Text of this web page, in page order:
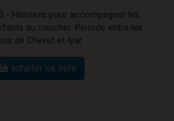
- Histoires pour accompagner les
au coucher. Période entre les
de Chevat et Iyar.
acheter ce livre